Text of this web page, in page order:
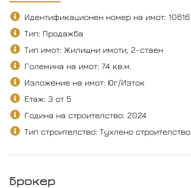
Идентификационен номер на имот: 10616
Тип: Продажба
Тип имот: Жилищни имоти, 2-стаен
Големина на имот: 74 кв.м.
Изложение на имот: Юг/Изток
Етаж: 3 от 5
Година на строителство: 2024
Тип строителство: Тухлено строителство
Брокер